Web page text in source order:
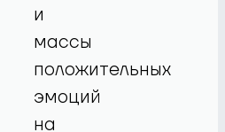
и
массы
положительных
эмоций
на